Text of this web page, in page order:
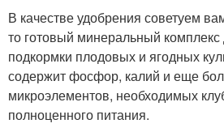
В качестве удобрения советуем
то готовый минеральный
подкормки плодовых и ягодных
содержит фосфор, калий и еще
микроэлементов, необходимых
полноценного питания.